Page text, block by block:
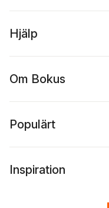
Hjälp
Om Bokus
Populärt
Inspiration